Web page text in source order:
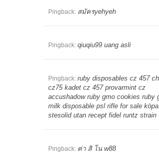
Pingback: สมัครyehyeh
Pingback: qiuqiu99 uang asli
Pingback: ruby disposables cz 457
cz75 kadet cz 457 provarmint cz
accushadow ruby gmo cookies ruby
milk disposable psl rifle for sale köpa
stesolid utan recept fidel runtz strain
Pingback: ค่า สิ โน w88